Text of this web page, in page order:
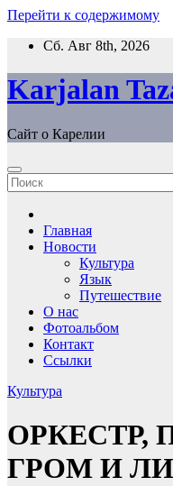
Перейти к содержимому
Сб. Авг 8th, 2026
Karjalan
Сайт о Карелии
Главная
Новости
Культура
Язык
Путешествие
О нас
Фотоальбом
Контакт
Ссылки
Культура
ОРКЕСТР,
ГРОМ И